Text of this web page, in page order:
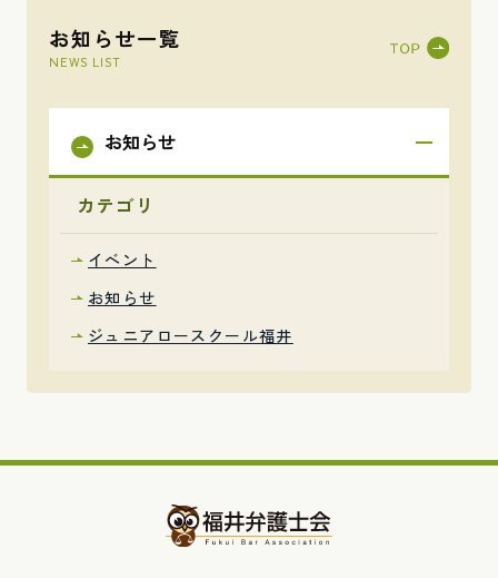
お知らせ一覧
NEWS LIST
お知らせ
カテゴリ
イベント
お知らせ
ジュニアロースクール福井